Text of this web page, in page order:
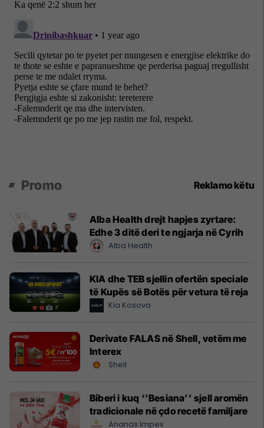
Promo Reklamo këtu
Alba Health drejt hapjes zyrtare:
Edhe 3 ditë deri te ngjarja në Cyrih
Alba Health
KIA dhe TEB sjellin ofertën speciale
të Kupës së Botës për vetura të reja
Kia Kosova
Derivate FALAS në Shell, vetëm me
Interex
Shell
Biberi i kuq ‘’Besiana’’ sjell aromën
tradicionale në çdo recetë familjare
Ananas Impex